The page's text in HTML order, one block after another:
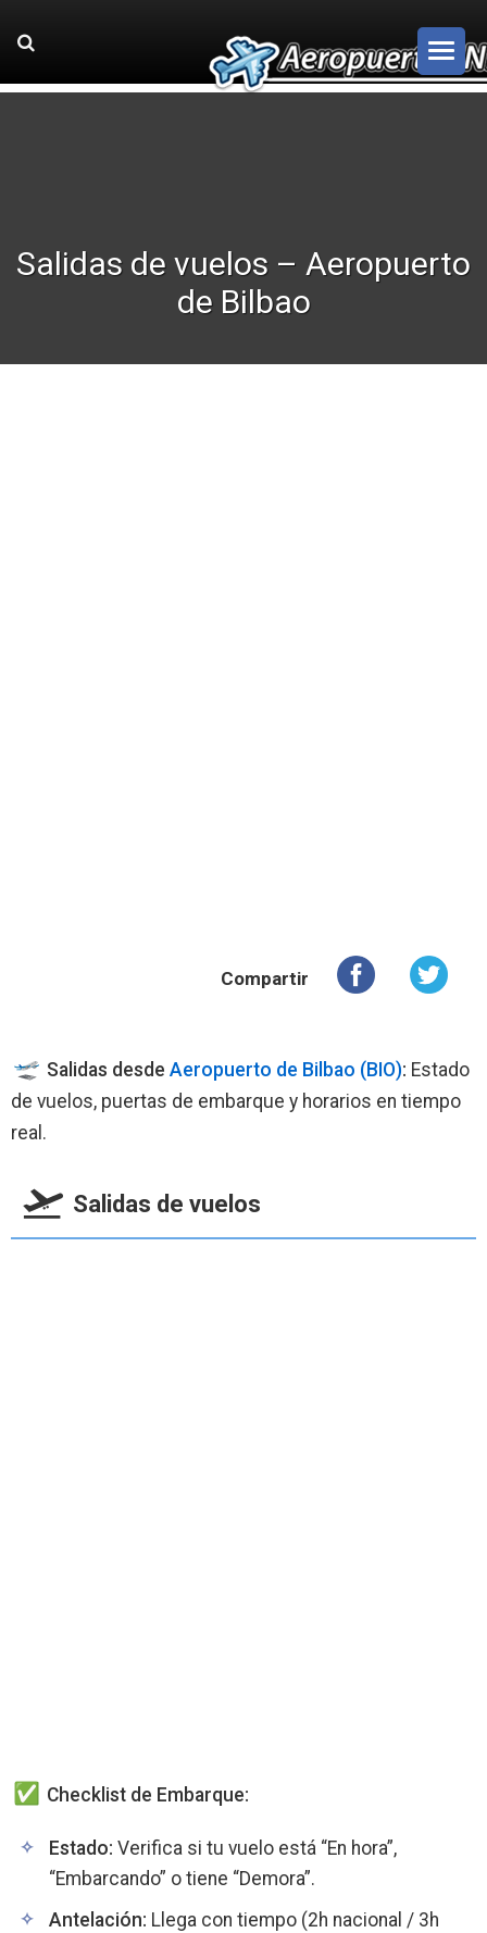
Salidas de vuelos – Aeropuerto
de Bilbao
Compartir
Salidas desde Aeropuerto de Bilbao (BIO): Estado
de vuelos, puertas de embarque y horarios en tiempo
real.
Salidas de vuelos
Checklist de Embarque:
Estado: Verifica si tu vuelo está “En hora”,
“Embarcando” o tiene “Demora”.
Antelación: Llega con tiempo (2h nacional / 3h